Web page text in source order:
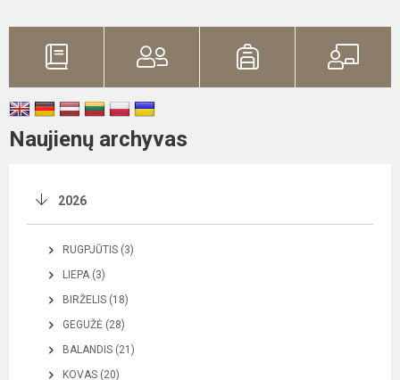
Naujienų archyvas
2026
RUGPJŪTIS (3)
LIEPA (3)
BIRŽELIS (18)
GEGUŽĖ (28)
BALANDIS (21)
KOVAS (20)